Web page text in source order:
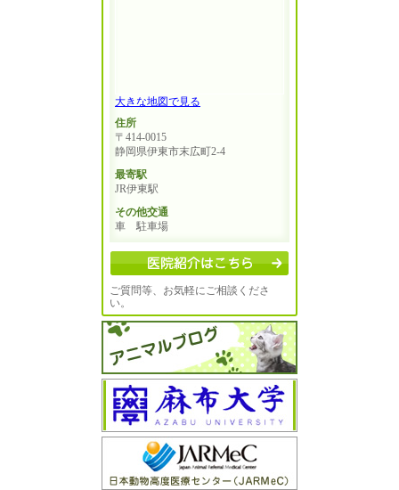
大きな地図で見る
住所
〒414-0015
静岡県伊東市末広町2-4
最寄駅
JR伊東駅
その他交通
車 駐車場
ご質問等、お気軽にご相談くださ
い。